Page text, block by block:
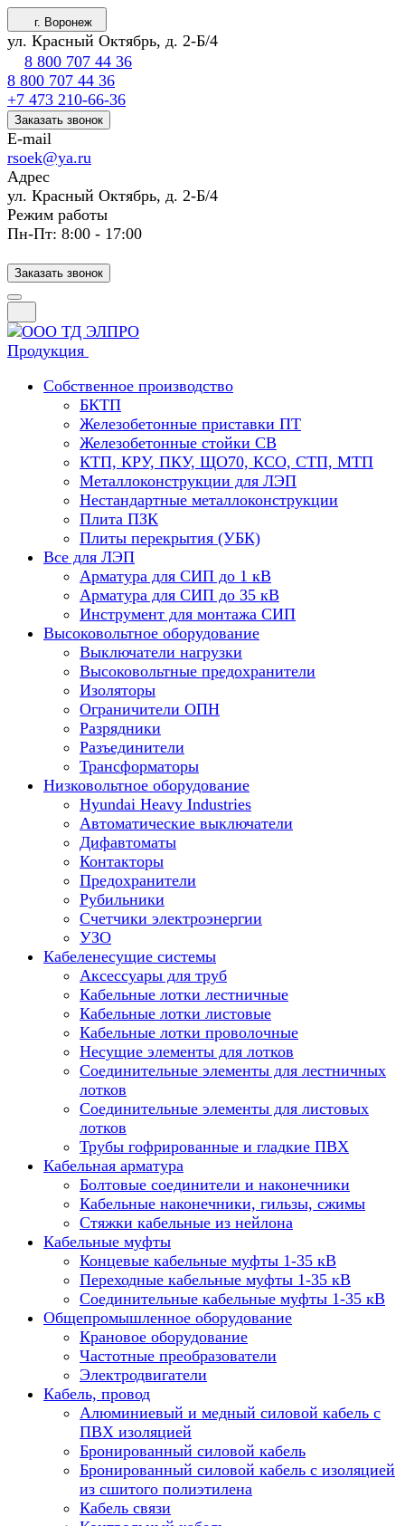
г. Воронеж
ул. Красный Октябрь, д. 2-Б/4
8 800 707 44 36
8 800 707 44 36
+7 473 210-66-36
Заказать звонок
E-mail
rsoek@ya.ru
Адрес
ул. Красный Октябрь, д. 2-Б/4
Режим работы
Пн-Пт: 8:00 - 17:00
Заказать звонок
Продукция
Собственное производство
БКТП
Железобетонные приставки ПТ
Железобетонные стойки СВ
КТП, КРУ, ПКУ, ЩО70, КСО, СТП, МТП
Металлоконструкции для ЛЭП
Нестандартные металлоконструкции
Плита ПЗК
Плиты перекрытия (УБК)
Все для ЛЭП
Арматура для СИП до 1 кВ
Арматура для СИП до 35 кВ
Инструмент для монтажа СИП
Высоковольтное оборудование
Выключатели нагрузки
Высоковольтные предохранители
Изоляторы
Ограничители ОПН
Разрядники
Разъединители
Трансформаторы
Низковольтное оборудование
Hyundai Heavy Industries
Автоматические выключатели
Дифавтоматы
Контакторы
Предохранители
Рубильники
Счетчики электроэнергии
УЗО
Кабеленесущие системы
Аксессуары для труб
Кабельные лотки лестничные
Кабельные лотки листовые
Кабельные лотки проволочные
Несущие элементы для лотков
Соединительные элементы для лестничных
лотков
Соединительные элементы для листовых
лотков
Трубы гофрированные и гладкие ПВХ
Кабельная арматура
Болтовые соединители и наконечники
Кабельные наконечники, гильзы, сжимы
Стяжки кабельные из нейлона
Кабельные муфты
Концевые кабельные муфты 1-35 кВ
Переходные кабельные муфты 1-35 кВ
Соединительные кабельные муфты 1-35 кВ
Общепромышленное оборудование
Крановое оборудование
Частотные преобразователи
Электродвигатели
Кабель, провод
Алюминиевый и медный силовой кабель с
ПВХ изоляцией
Бронированный силовой кабель
Бронированный силовой кабель с изоляцией
из сшитого полиэтилена
Кабель связи